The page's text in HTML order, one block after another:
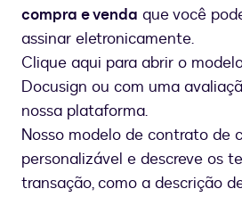
compra e venda que você
assinar eletronicamente.
Clique aqui para abrir o
Docusign ou com uma
nossa plataforma.
Nosso modelo de contrato de
personalizável e descreve os
transação, como a descrição